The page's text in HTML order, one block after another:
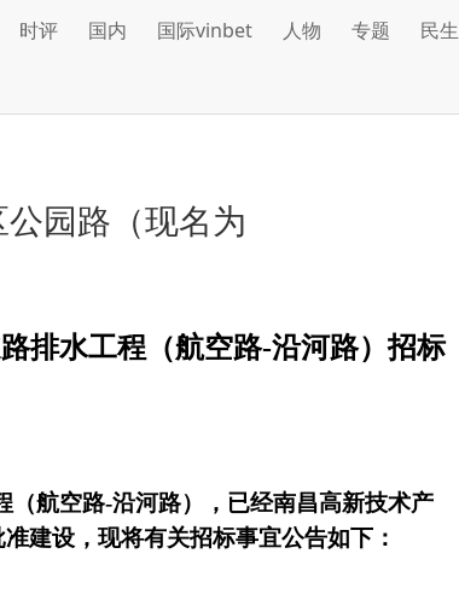
时评 国内 国际vinbet 人物 专题 民生
园路（现名为
排水工程（航空路-沿河路）招标
（航空路-沿河路），已经南昌高新技术产
准建设，现将有关招标事宜公告如下：